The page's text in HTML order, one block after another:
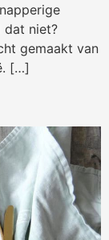
dat niet?
gemaakt van
[…]